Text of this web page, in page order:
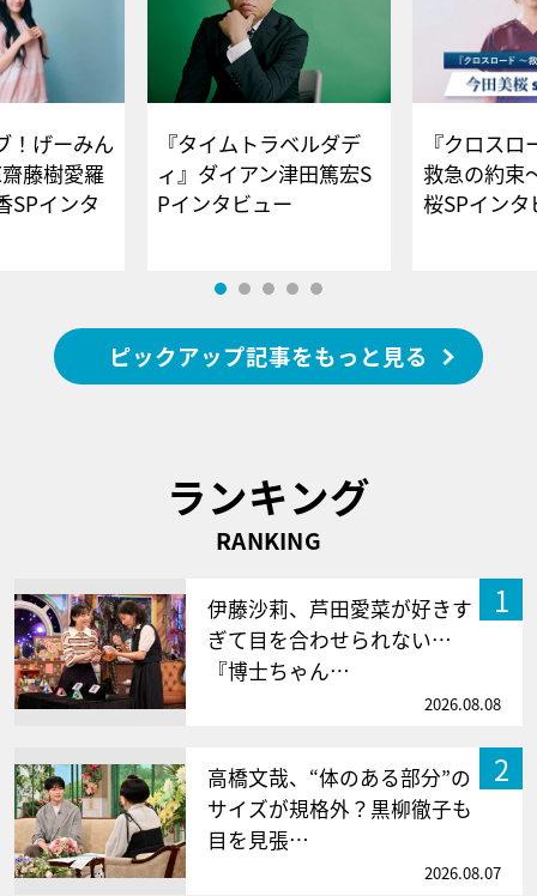
！げーみん
藤樹愛羅
SPインタ
『タイムトラベルダデ
ィ』ダイアン津田篤宏S
Pインタビュー
『クロス
救急の約束
桜SPイ
ピックアップ記事をもっと見る
ランキング
RANKING
1
伊藤沙莉、芦田愛菜が好きす
ぎて目を合わせられない…
『博士ちゃん…
2026.08.08
2
高橋文哉、“体のある部分”の
サイズが規格外？黒柳徹子も
目を見張…
2026.08.07